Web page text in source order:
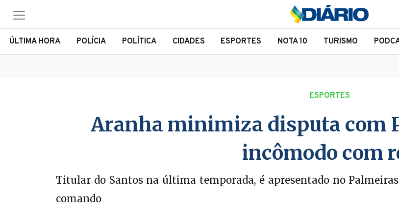
ÚLTIMA HORA POLÍCIA POLÍTICA CIDADES ESPORTES NOTA 10 TURISMO
ESPORTES
Aranha minimiza disputa com
incômodo com
Titular do Santos na última temporada, é apresentado no
comando